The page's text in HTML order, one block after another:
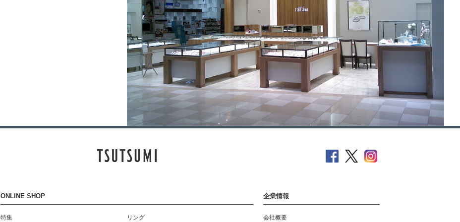
ONLINE SHOP
特集 リング
企業情報
会社概要